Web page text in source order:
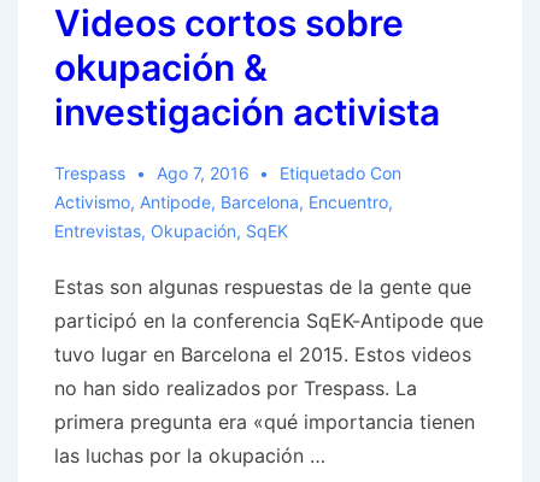
Videos cortos sobre
okupación &
investigación activista
Trespass Ago 7, 2016
Etiquetado Con
Activismo, Antipode, Barcelona, Encuentro,
Entrevistas, Okupación, SqEK
Estas son algunas respuestas de la gente que
participó en la conferencia SqEK-Antipode que
tuvo lugar en Barcelona el 2015. Estos videos
no han sido realizados por Trespass. La
primera pregunta era «qué importancia tienen
las luchas por la okupación …